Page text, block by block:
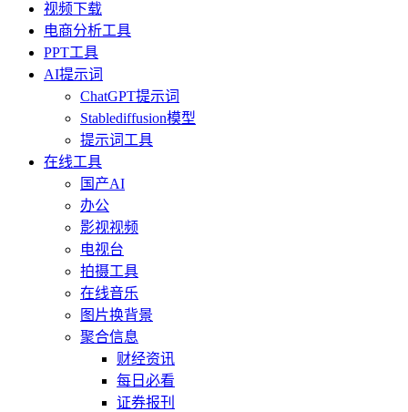
视频下载
电商分析工具
PPT工具
AI提示词
ChatGPT提示词
Stablediffusion模型
提示词工具
在线工具
国产AI
办公
影视视频
电视台
拍摄工具
在线音乐
图片换背景
聚合信息
财经资讯
每日必看
证券报刊